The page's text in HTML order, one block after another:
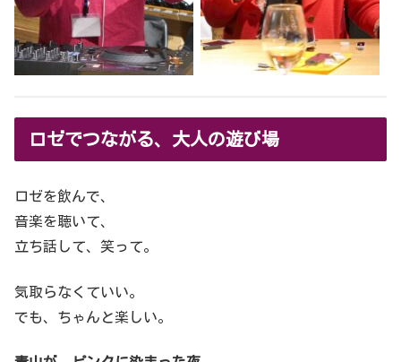
ロゼでつながる、大人の遊び場
ロゼを飲んで、
音楽を聴いて、
立ち話して、笑って。
気取らなくていい。
でも、ちゃんと楽しい。